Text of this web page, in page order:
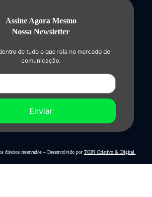
Assine Agora Mesmo
Nossa Newsletter
de tudo o que rola no mercado de
comunicação.
Enviar
direitos reservados – Desenvolvido porTOIN Criativo & Digital